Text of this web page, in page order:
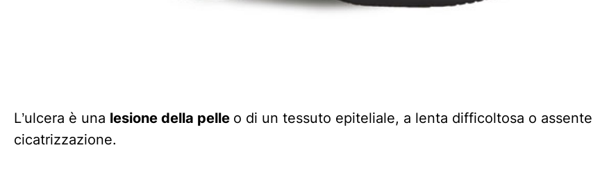
L’ulcera è una lesione della pelle o di un tessuto epiteliale, a lenta difficoltosa o assente
cicatrizzazione.